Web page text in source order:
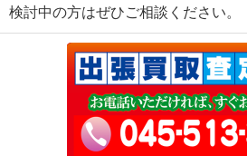
検討中の方はぜひご相談ください。